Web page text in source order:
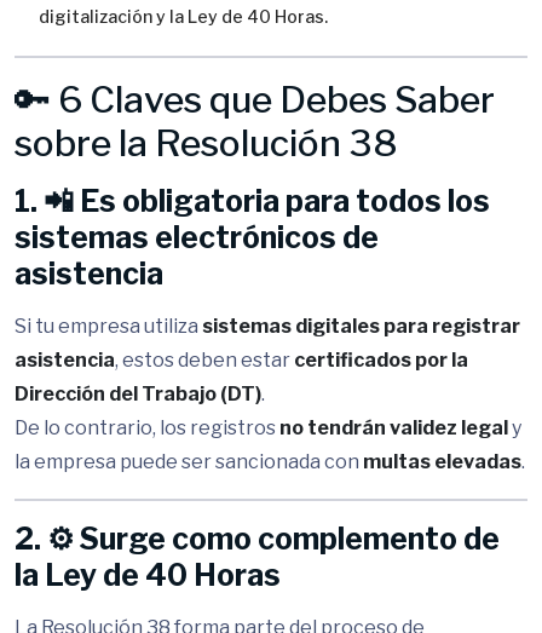
digitalización y la Ley de 40 Horas.
🔑 6 Claves que Debes Saber
sobre la Resolución 38
1. 📲 Es obligatoria para todos los
sistemas electrónicos de
asistencia
Si tu empresa utiliza sistemas digitales para registrar
asistencia, estos deben estar certificados por la
Dirección del Trabajo (DT).
De lo contrario, los registros no tendrán validez legaly
la empresa puede ser sancionada con multas elevadas.
2. ⚙️ Surge como complemento de
la Ley de 40 Horas
La Resolución 38 forma parte del proceso de